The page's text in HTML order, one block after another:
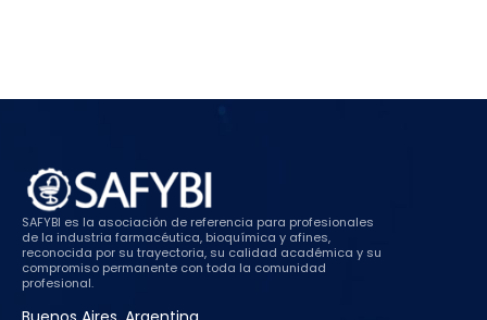
SAFYBI es la asociación de referencia para profesionales
de la industria farmacéutica, bioquímica y afines,
reconocida por su trayectoria, su calidad académica y su
compromiso permanente con toda la comunidad
profesional.